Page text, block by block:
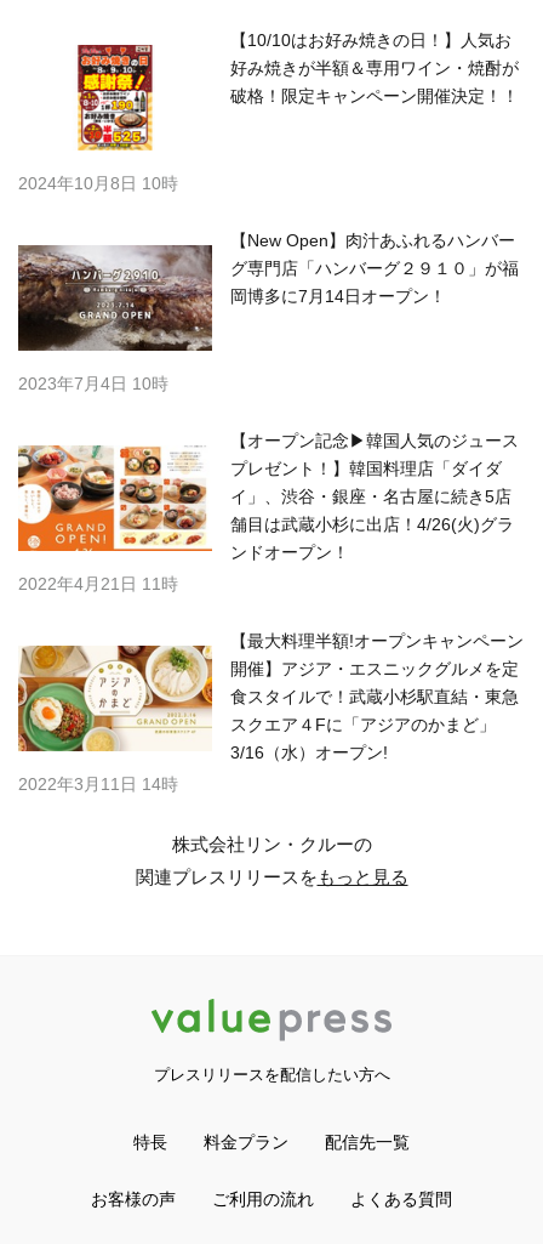
【10/10はお好み焼きの日！】人気お
好み焼きが半額＆専用ワイン・焼酎が
破格！限定キャンペーン開催決定！！
2024年10月8日 10時
【New Open】肉汁あふれるハンバー
グ専門店「ハンバーグ２９１０」が福
岡博多に7月14日オープン！
2023年7月4日 10時
【オープン記念▶韓国人気のジュース
プレゼント！】韓国料理店「ダイダ
イ」、渋谷・銀座・名古屋に続き5店
舗目は武蔵小杉に出店！4/26(火)グラ
ンドオープン！
2022年4月21日 11時
【最大料理半額!オープンキャンペーン
開催】アジア・エスニックグルメを定
食スタイルで！武蔵小杉駅直結・東急
スクエア４Fに「アジアのかまど」
3/16（水）オープン!
2022年3月11日 14時
株式会社リン・クルーの
関連プレスリリースをもっと見る
プレスリリースを配信したい方へ
特長 料金プラン 配信先一覧
お客様の声 ご利用の流れ よくある質問